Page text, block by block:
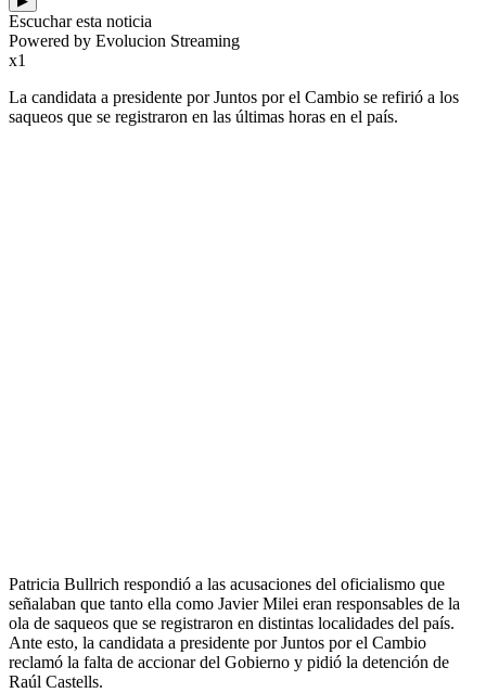
Escuchar esta noticia
Powered by Evolucion Streaming
x1
La candidata a presidente por Juntos por el Cambio se refirió a los
saqueos que se registraron en las últimas horas en el país.
Patricia Bullrich respondió a las acusaciones del oficialismo que
señalaban que tanto ella como Javier Milei eran responsables de la
ola de saqueos que se registraron en distintas localidades del país.
Ante esto, la candidata a presidente por Juntos por el Cambio
reclamó la falta de accionar del Gobierno y pidió la detención de
Raúl Castells.